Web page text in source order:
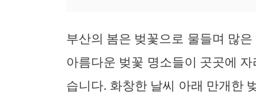
부산의 봄은 벚꽃으로 물들며 많
아름다운 벚꽃 명소들이 곳곳에
습니다. 화창한 날씨 아래 만개한